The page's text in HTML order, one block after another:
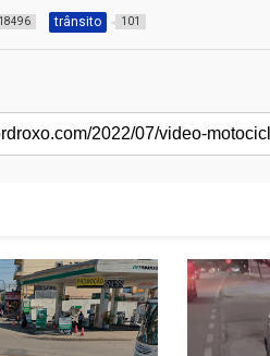
18496 trânsito 101